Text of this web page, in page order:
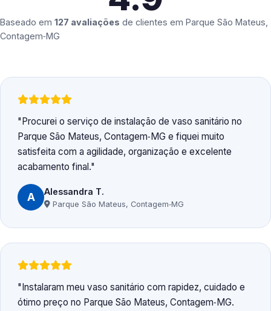
Baseado em 127 avaliações de clientes em Parque São Mateus,
Contagem‑MG
Procurei o serviço de instalação de vaso sanitário no
Parque São Mateus, Contagem‑MG e fiquei muito
satisfeita com a agilidade, organização e excelente
acabamento final.
A Alessandra T.
Parque São Mateus, Contagem‑MG
Instalaram meu vaso sanitário com rapidez, cuidado e
ótimo preço no Parque São Mateus, Contagem‑MG.